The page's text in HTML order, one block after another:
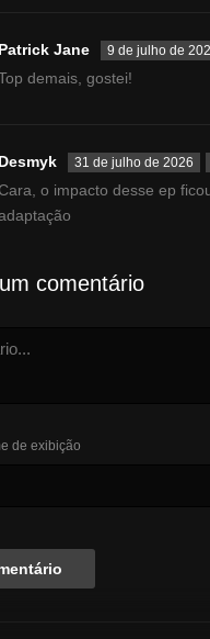
Patrick Jane 9 de julho de
demais, gostei!
Desmyk 31 de julho de 2026
o impacto desse ep
comentário
de exibição